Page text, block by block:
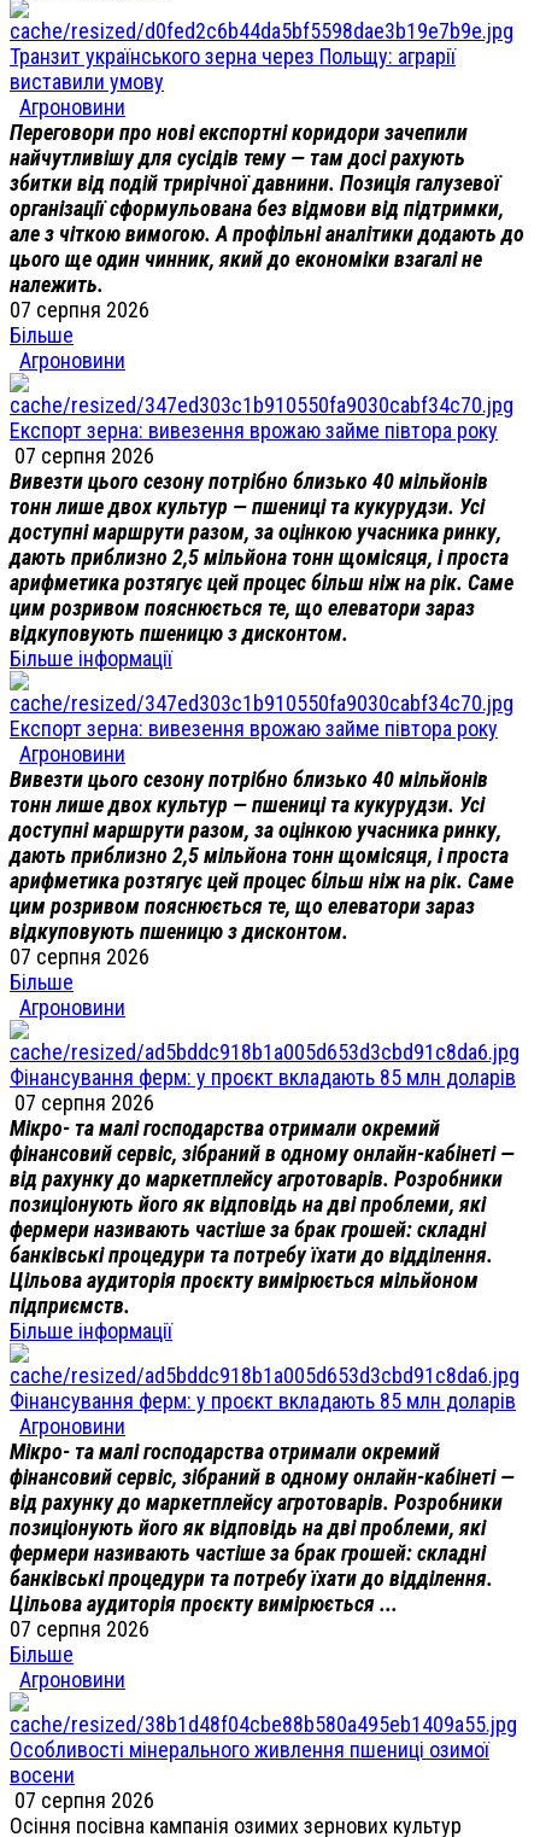
Транзит українського зерна через Польщу: аграрії
виставили умову
Агроновини
Переговори про нові експортні коридори зачепили
найчутливішу для сусідів тему — там досі рахують
збитки від подій трирічної давнини. Позиція галузевої
організації сформульована без відмови від підтримки,
але з чіткою вимогою. А профільні аналітики додають до
цього ще один чинник, який до економіки взагалі не
належить.
07 серпня 2026
Більше
Агроновини
Експорт зерна: вивезення врожаю займе півтора року
07 серпня 2026
Вивезти цього сезону потрібно близько 40 мільйонів
тонн лише двох культур — пшениці та кукурудзи. Усі
доступні маршрути разом, за оцінкою учасника ринку,
дають приблизно 2,5 мільйона тонн щомісяця, і проста
арифметика розтягує цей процес більш ніж на рік. Саме
цим розривом пояснюється те, що елеватори зараз
відкуповують пшеницю з дисконтом.
Більше інформації
Експорт зерна: вивезення врожаю займе півтора року
Агроновини
Вивезти цього сезону потрібно близько 40 мільйонів
тонн лише двох культур — пшениці та кукурудзи. Усі
доступні маршрути разом, за оцінкою учасника ринку,
дають приблизно 2,5 мільйона тонн щомісяця, і проста
арифметика розтягує цей процес більш ніж на рік. Саме
цим розривом пояснюється те, що елеватори зараз
відкуповують пшеницю з дисконтом.
07 серпня 2026
Більше
Агроновини
Фінансування ферм: у проєкт вкладають 85 млн доларів
07 серпня 2026
Мікро- та малі господарства отримали окремий
фінансовий сервіс, зібраний в одному онлайн-кабінеті —
від рахунку до маркетплейсу агротоварів. Розробники
позиціонують його як відповідь на дві проблеми, які
фермери називають частіше за брак грошей: складні
банківські процедури та потребу їхати до відділення.
Цільова аудиторія проєкту вимірюється мільйоном
підприємств.
Більше інформації
Фінансування ферм: у проєкт вкладають 85 млн доларів
Агроновини
Мікро- та малі господарства отримали окремий
фінансовий сервіс, зібраний в одному онлайн-кабінеті —
від рахунку до маркетплейсу агротоварів. Розробники
позиціонують його як відповідь на дві проблеми, які
фермери називають частіше за брак грошей: складні
банківські процедури та потребу їхати до відділення.
Цільова аудиторія проєкту вимірюється ...
07 серпня 2026
Більше
Агроновини
Особливості мінерального живлення пшениці озимої
восени
07 серпня 2026
Осіння посівна кампанія озимих зернових культур